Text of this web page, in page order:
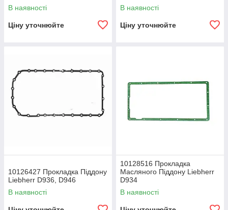
В наявності
Ціну уточнюйте
В наявності
Ціну уточнюйте
10126427 Прокладка Піддону
Liebherr D936, D946
В наявності
10128516 Прокладка
Масляного Піддону Liebherr
D934
В наявності